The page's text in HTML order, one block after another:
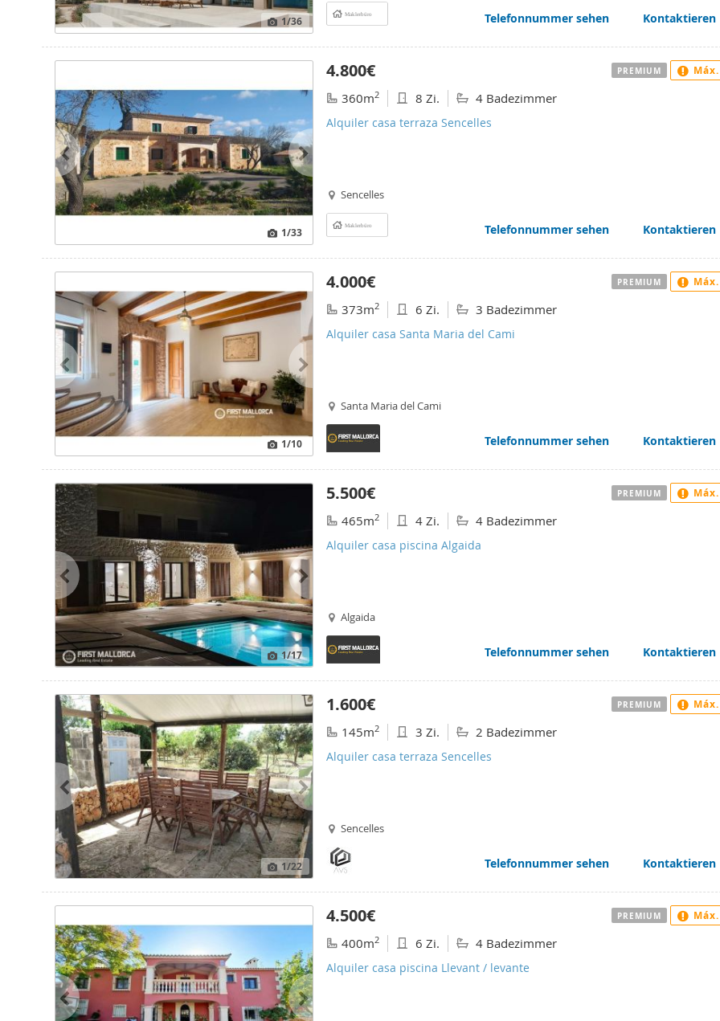
1/36
Maklerbüro Telefonnummer sehen Kontaktieren
1/33
4.800€
360m2 8 Zi. 4 Badezimmer
Alquiler casa terraza Sencelles
Sencelles
Maklerbüro Telefonnummer sehen Kontaktieren
PREMIUM
1/10
4.000€
373m2 6 Zi. 3 Badezimmer
Alquiler casa Santa Maria del Cami
Santa Maria del Cami
Telefonnummer sehen Kontaktieren
PREMIUM
1/17
5.500€
465m2 4 Zi. 4 Badezimmer
Alquiler casa piscina Algaida
Algaida
Telefonnummer sehen Kontaktieren
PREMIUM
1/22
1.600€
145m2 3 Zi. 2 Badezimmer
Alquiler casa terraza Sencelles
Sencelles
Telefonnummer sehen Kontaktieren
PREMIUM
4.500€
400m2 6 Zi. 4 Badezimmer
Alquiler casa piscina Llevant / levante
PREMIUM